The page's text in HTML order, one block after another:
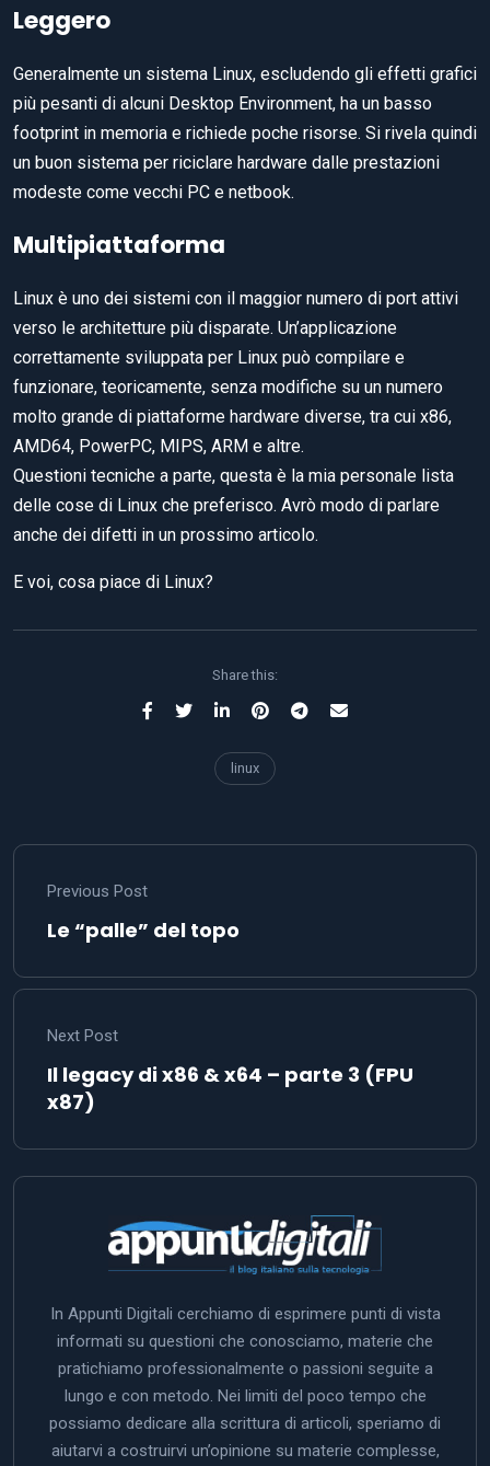
Leggero
Generalmente un sistema Linux, escludendo gli effetti grafici
più pesanti di alcuni Desktop Environment, ha un basso
footprint in memoria e richiede poche risorse. Si rivela quindi
un buon sistema per riciclare hardware dalle prestazioni
modeste come vecchi PC e netbook.
Multipiattaforma
Linux è uno dei sistemi con il maggior numero di port attivi
verso le architetture più disparate. Un’applicazione
correttamente sviluppata per Linux può compilare e
funzionare, teoricamente, senza modifiche su un numero
molto grande di piattaforme hardware diverse, tra cui x86,
AMD64, PowerPC, MIPS, ARM e altre.
Questioni tecniche a parte, questa è la mia personale lista
delle cose di Linux che preferisco. Avrò modo di parlare
anche dei difetti in un prossimo articolo.
E voi, cosa piace di Linux?
Share this:
linux
Previous Post
Le “palle” del topo
Next Post
Il legacy di x86 & x64 – parte 3 (FPU
x87)
In Appunti Digitali cerchiamo di esprimere punti di vista
informati su questioni che conosciamo, materie che
pratichiamo professionalmente o passioni seguite a
lungo e con metodo. Nei limiti del poco tempo che
possiamo dedicare alla scrittura di articoli, speriamo di
aiutarvi a costruirvi un’opinione su materie complesse,